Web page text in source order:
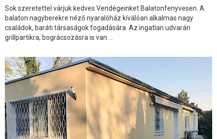
Sok szeretettel várjuk kedves Vendégeinket Balatonfenyvesen. A
balaton nagyberekre néző nyaralóház kíválóan alkalmas nagy
családok, baráti társaságok fogadására. Az ingatlan udvarán
grillpartikra, bográcsozásra is van ...